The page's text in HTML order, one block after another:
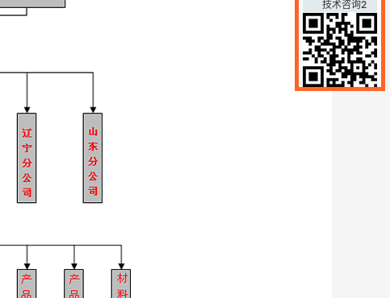
技术咨询2